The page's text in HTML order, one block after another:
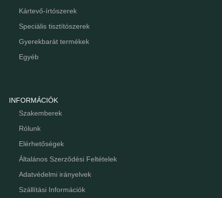
Kártevő-írtószerek
Speciális tisztítószerek
Gyerekbarát termékek
Egyéb
INFORMÁCIÓK
Szakemberek
Rólunk
Elérhetőségek
Általános Szerződési Feltételek
Adatvédelmi irányelvek
Szállítási Információk